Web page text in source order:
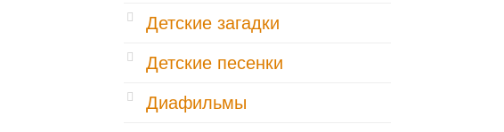
Детские загадки
Детские песенки
Диафильмы